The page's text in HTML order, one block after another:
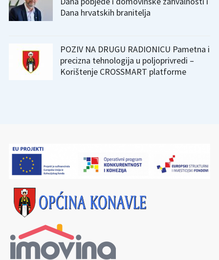
Dana hrvatskih branitelja
POZIV NA DRUGU RADIONICU Pametna i
precizna tehnologija u poljoprivredi –
Korištenje CROSSMART platforme